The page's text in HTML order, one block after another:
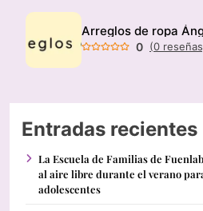
0 (0
Entradas recientes
La Escuela de Familias de
al aire libre durante el verano
adolescentes